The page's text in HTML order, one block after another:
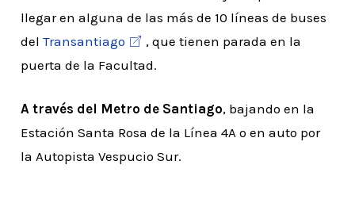
llegar en alguna de las más de 10 líneas de buses
delTransantiago
, que tienen parada en la
puerta de la Facultad.
A través del Metro de Santiago, bajando en la
Estación Santa Rosa de la Línea 4A o en auto por
la Autopista Vespucio Sur.